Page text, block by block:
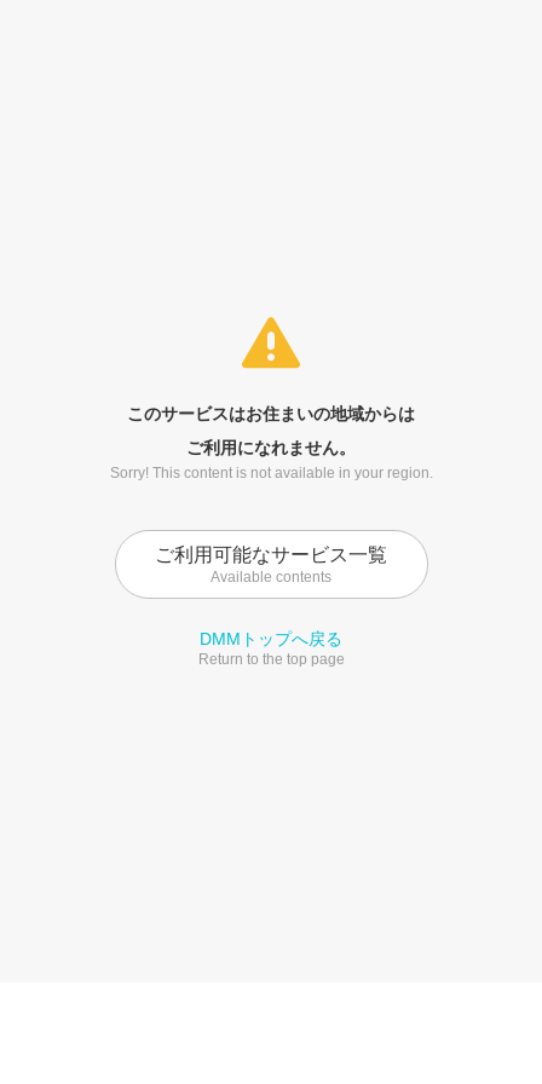
このサービスはお住まいの地域からは
ご利用になれません。
Sorry! This content is not available in your region.
ご利用可能なサービス一覧
Available contents
DMMトップへ戻る
Return to the top page